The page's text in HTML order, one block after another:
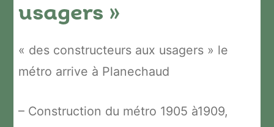
usagers »
« des constructeurs aux usagers » le
métro arrive à Planechaud
– Construction du métro 1905 à1909,